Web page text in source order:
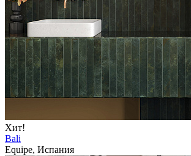
Хит!
Bali
Equipe, Испания